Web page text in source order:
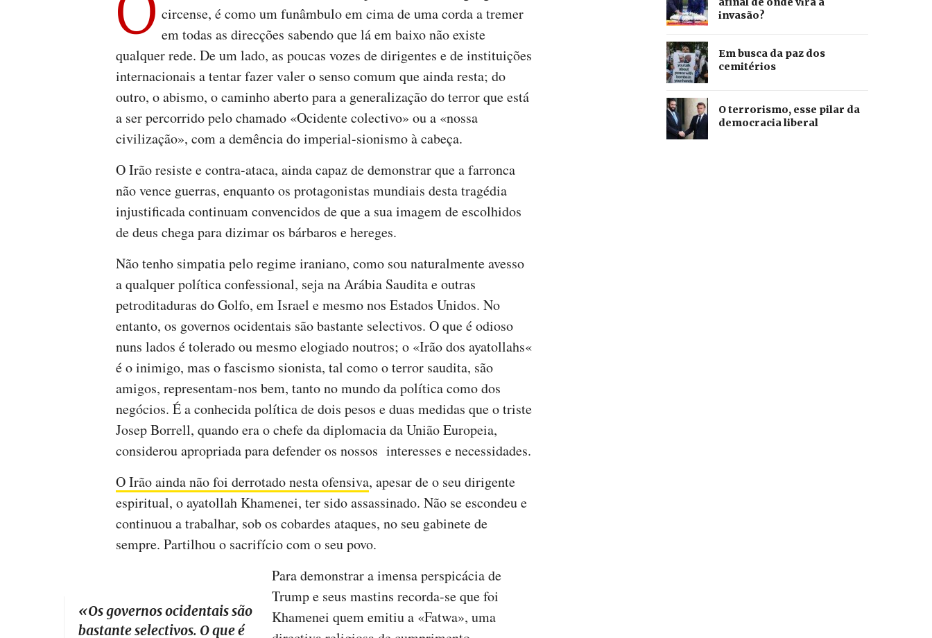
circense, é como um funâmbulo em cima de uma corda a tremer
em todas as direcções sabendo que lá em baixo não existe
qualquer rede. De um lado, as poucas vozes de dirigentes e de instituições
internacionais a tentar fazer valer o senso comum que ainda resta; do
outro, o abismo, o caminho aberto para a generalização do terror que está
a ser percorrido pelo chamado «Ocidente colectivo» ou a «nossa
civilização», com a demência do imperial-sionismo à cabeça.
O Irão resiste e contra-ataca, ainda capaz de demonstrar que a farronca
não vence guerras, enquanto os protagonistas mundiais desta tragédia
injustificada continuam convencidos de que a sua imagem de escolhidos
de deus chega para dizimar os bárbaros e hereges.
Não tenho simpatia pelo regime iraniano, como sou naturalmente avesso
a qualquer política confessional, seja na Arábia Saudita e outras
petroditaduras do Golfo, em Israel e mesmo nos Estados Unidos. No
entanto, os governos ocidentais são bastante selectivos. O que é odioso
nuns lados é tolerado ou mesmo elogiado noutros; o «Irão dos ayatollahs«
é o inimigo, mas o fascismo sionista, tal como o terror saudita, são
amigos, representam-nos bem, tanto no mundo da política como dos
negócios. É a conhecida política de dois pesos e duas medidas que o triste
Josep Borrell, quando era o chefe da diplomacia da União Europeia,
considerou apropriada para defender os nossos interesses e necessidades.
O Irão ainda não foi derrotado nesta ofensiva, apesar de o seu dirigente
espiritual, o ayatollah Khamenei, ter sido assassinado. Não se escondeu e
continuou a trabalhar, sob os cobardes ataques, no seu gabinete de
sempre. Partilhou o sacrifício com o seu povo.
«Os governos ocidentais são
bastante selectivos. O que é
Para demonstrar a imensa perspicácia de
Trump e seus mastins recorda-se que foi
Khamenei quem emitiu a «Fatwa», uma
invasão?
Em busca da paz dos
cemitérios
O terrorismo, esse pilar da
democracia liberal